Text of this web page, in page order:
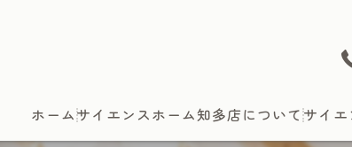
ホームサイエンスホーム知多店についてサイ